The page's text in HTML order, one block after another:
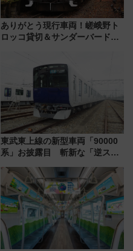
ありがとう現行車両！嵯峨野ト
ロッコ貸切＆サンダーバードレ
く！9月13日「京都の鉄道満喫
ツアー」開催
東武東上線の新型車両「90000
系」お披露目 斬新な「逆スラ
放的な車内空間に注目、デビュ
ーは9月